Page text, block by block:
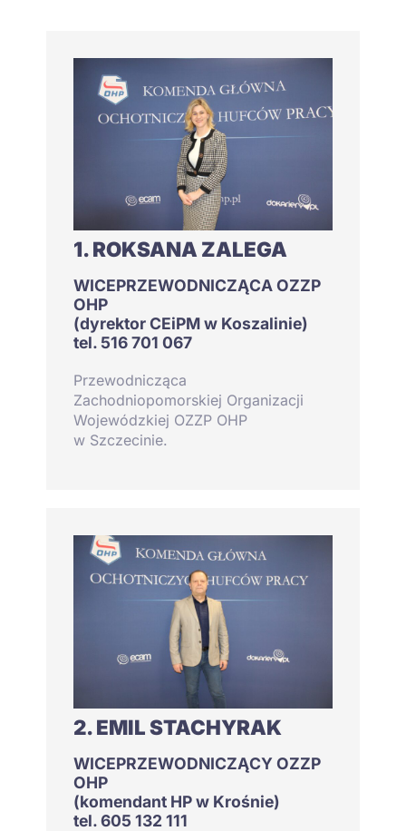
1. ROKSANA ZALEGA
WICEPRZEWODNICZĄCA OZZP
OHP
(dyrektor CEiPM w Koszalinie)
tel. 516 701 067
Przewodnicząca
Zachodniopomorskiej Organizacji
Wojewódzkiej OZZP OHP
w Szczecinie.
2. EMIL STACHYRAK
WICEPRZEWODNICZĄCY OZZP
OHP
(komendant HP w Krośnie)
tel. 605 132 111